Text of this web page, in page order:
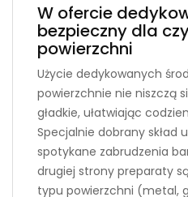
W ofercie
bezpieczny dla
powierzchni
Użycie dedykowanych
powierzchnie nie niszczą
gładkie, ułatwiając
Specjalnie dobrany skład
spotykane zabrudzenia
drugiej strony preparaty
typu powierzchni (metal,